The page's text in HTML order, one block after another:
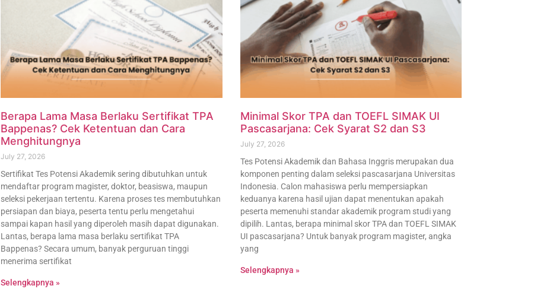
Berapa Lama Masa Berlaku Sertifikat TPA
Bappenas? Cek Ketentuan dan Cara
Menghitungnya
July 27, 2026
Sertifikat Tes Potensi Akademik sering dibutuhkan untuk
mendaftar program magister, doktor, beasiswa, maupun
seleksi pekerjaan tertentu. Karena proses tes membutuhkan
persiapan dan biaya, peserta tentu perlu mengetahui
sampai kapan hasil yang diperoleh masih dapat digunakan.
Lantas, berapa lama masa berlaku sertifikat TPA
Bappenas? Secara umum, banyak perguruan tinggi
menerima sertifikat
Selengkapnya »
Minimal Skor TPA dan TOEFL SIMAK UI
Pascasarjana: Cek Syarat S2 dan S3
July 27, 2026
Tes Potensi Akademik dan Bahasa Inggris merupakan dua
komponen penting dalam seleksi pascasarjana Universitas
Indonesia. Calon mahasiswa perlu mempersiapkan
keduanya karena hasil ujian dapat menentukan apakah
peserta memenuhi standar akademik program studi yang
dipilih. Lantas, berapa minimal skor TPA dan TOEFL SIMAK
UI pascasarjana? Untuk banyak program magister, angka
yang
Selengkapnya »